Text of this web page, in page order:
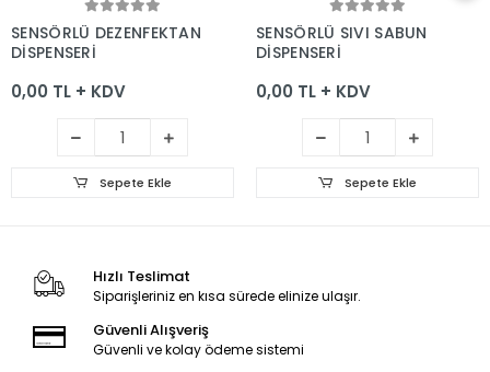
SENSÖRLÜ DEZENFEKTAN
DİSPENSERİ
0,00 TL + KDV
Sepete Ekle
SENSÖRLÜ SIVI SABUN
DİSPENSERİ
0,00 TL + KDV
Sepete Ekle
Hızlı Teslimat
Siparişleriniz en kısa sürede elinize ulaşır.
Güvenli Alışveriş
Güvenli ve kolay ödeme sistemi